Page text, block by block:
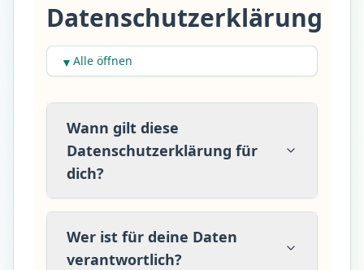
Datenschutzerklärung
▼ Alle öffnen
Wann gilt diese
Datenschutzerklärung für
dich?
Wer ist für deine Daten
verantwortlich?